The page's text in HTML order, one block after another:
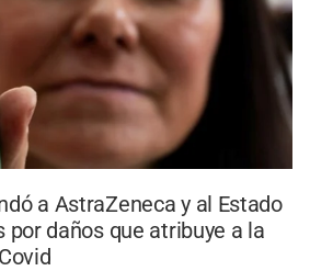
a AstraZeneca y al Estado
por daños que atribuye a la